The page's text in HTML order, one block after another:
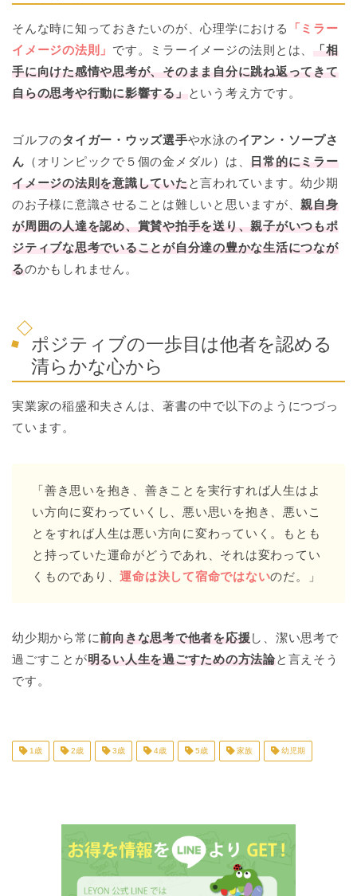
そんな時に知っておきたいのが、心理学における
「ミラー
イメージの法則」 です。ミラーイメージの法則とは、
「相
手に向けた感情や思考が、そのまま自分に跳ね返ってきて
自らの思考や行動に影響する」
という考え方です。
ゴルフのタイガー・ウッズ選手や水泳のイアン・ソープさ
ん （オリンピックで５個の金メダル）は、
日常的にミラー
イメージの法則を意識していた と言われています。幼少期
のお子様に意識させることは難しいと思いますが、親自身
が周囲の人達を認め、賞賛や拍手を送り、親子がいつもポ
ジティブな思考でいることが自分達の豊かな生活につなが
るのかもしれません。
ポジティブの一歩目は他者を認める
清らかな心から
実業家の稲盛和夫さんは、著書の中で以下のようにつづっ
ています。
「善き思いを抱き、善きことを実行すれば人生はよ
い方向に変わっていくし、悪い思いを抱き、悪いこ
とをすれば人生は悪い方向に変わっていく。もとも
と持っていた運命がどうであれ、それは変わってい
くものであり、運命は決して宿命ではないのだ。」
幼少期から常に前向きな思考で他者を応援し、潔い思考で
過ごすことが明るい人生を過ごすための方法論と言えそう
です。
1歳 2歳 3歳 4歳 5歳 家族 幼児期